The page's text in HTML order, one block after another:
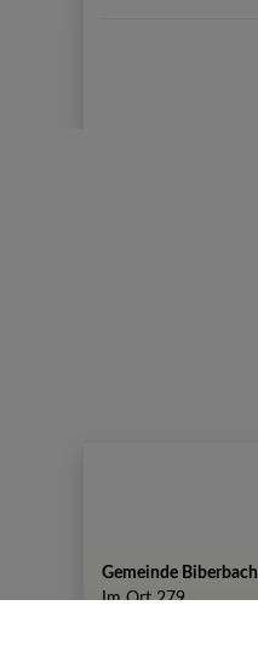
Gemeinde Biberbach
Im Ort 279